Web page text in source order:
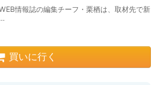
情報誌の編集チーフ・栗栖は、取材先で新
買いに行く